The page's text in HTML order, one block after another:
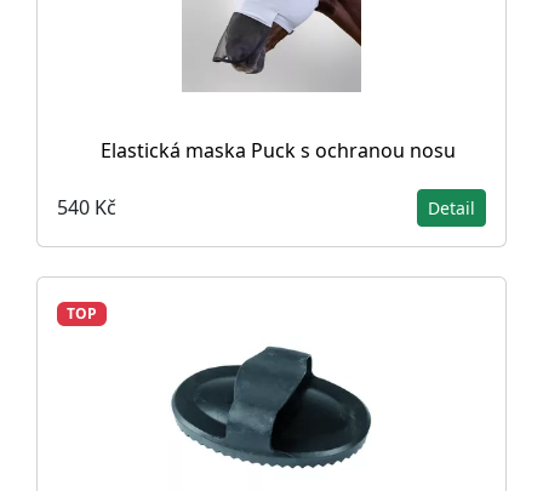
Elastická maska Puck s ochranou nosu
540 Kč Detail
TOP